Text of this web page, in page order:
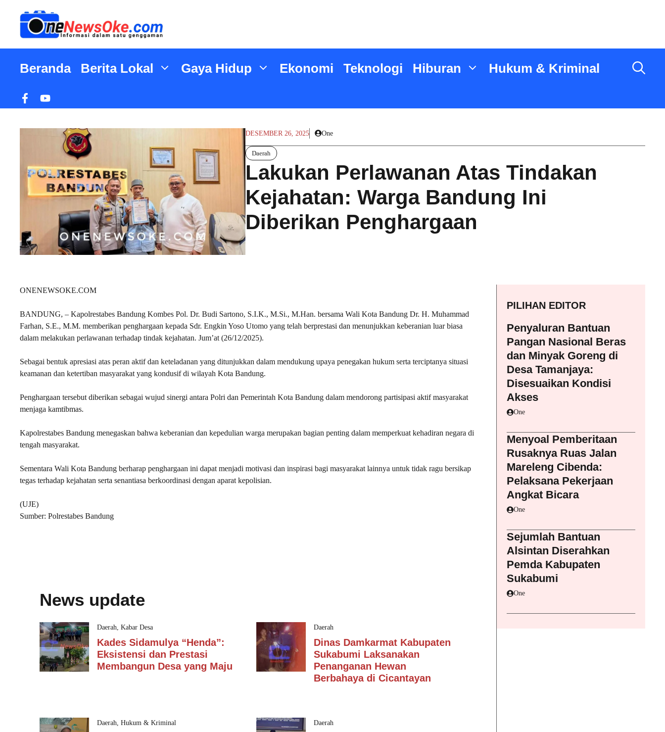
Beranda Berita Lokal Gaya Hidup Ekonomi Teknologi Hiburan Hukum & Kriminal
DESEMBER 26, 2025 One
Daerah
Lakukan Perlawanan Atas Tindakan
Kejahatan: Warga Bandung Ini
Diberikan Penghargaan
ONENEWSOKE.COM
BANDUNG, – Kapolrestabes Bandung Kombes Pol. Dr. Budi Sartono, S.I.K., M.Si., M.Han. bersama Wali Kota Bandung Dr. H. Muhammad
Farhan, S.E., M.M. memberikan penghargaan kepada Sdr. Engkin Yoso Utomo yang telah berprestasi dan menunjukkan keberanian luar biasa
dalam melakukan perlawanan terhadap tindak kejahatan. Jum’at (26/12/2025).
Sebagai bentuk apresiasi atas peran aktif dan keteladanan yang ditunjukkan dalam mendukung upaya penegakan hukum serta terciptanya situasi
keamanan dan ketertiban masyarakat yang kondusif di wilayah Kota Bandung.
Penghargaan tersebut diberikan sebagai wujud sinergi antara Polri dan Pemerintah Kota Bandung dalam mendorong partisipasi aktif masyarakat
menjaga kamtibmas.
Kapolrestabes Bandung menegaskan bahwa keberanian dan kepedulian warga merupakan bagian penting dalam memperkuat kehadiran negara di
tengah masyarakat.
Sementara Wali Kota Bandung berharap penghargaan ini dapat menjadi motivasi dan inspirasi bagi masyarakat lainnya untuk tidak ragu bersikap
tegas terhadap kejahatan serta senantiasa berkoordinasi dengan aparat kepolisian.
(UJE)
Sumber: Polrestabes Bandung
News update
Daerah, Kabar Desa
Kades Sidamulya “Henda”:
Eksistensi dan Prestasi
Membangun Desa yang Maju
Daerah
Dinas Damkarmat Kabupaten
Sukabumi Laksanakan
Penanganan Hewan
Berbahaya di Cicantayan
Daerah, Hukum & Kriminal Daerah
PILIHAN EDITOR
Penyaluran Bantuan
Pangan Nasional Beras
dan Minyak Goreng di
Desa Tamanjaya:
Disesuaikan Kondisi
Akses
One
Menyoal Pemberitaan
Rusaknya Ruas Jalan
Mareleng Cibenda:
Pelaksana Pekerjaan
Angkat Bicara
One
Sejumlah Bantuan
Alsintan Diserahkan
Pemda Kabupaten
Sukabumi
One